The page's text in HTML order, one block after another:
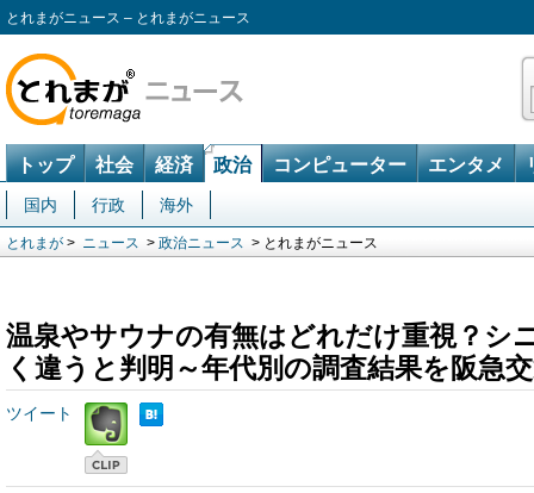
とれまがニュース – とれまがニュース
トップ 社会 経済 政治 コンピューター エンタメ
国内 行政 海外
とれまが > ニュース > 政治ニュース > とれまがニュース
温泉やサウナの有無はどれだけ重視？シ
く違うと判明～年代別の調査結果を阪急
ツイート